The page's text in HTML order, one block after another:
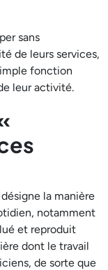
sans
de leurs services,
fonction
leur activité.
la manière
notamment
et reproduit
dont le travail
de sorte que